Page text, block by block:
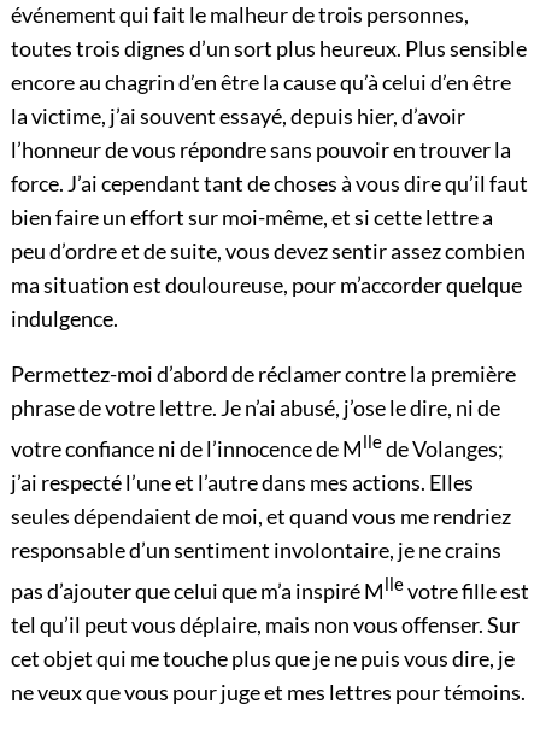
événement qui fait le malheur de trois personnes,
toutes trois dignes d’un sort plus heureux. Plus sensible
encore au chagrin d’en être la cause qu’à celui d’en être
la victime, j’ai souvent essayé, depuis hier, d’avoir
l’honneur de vous répondre sans pouvoir en trouver la
force. J’ai cependant tant de choses à vous dire qu’il faut
bien faire un effort sur moi-même, et si cette lettre a
peu d’ordre et de suite, vous devez sentir assez combien
ma situation est douloureuse, pour m’accorder quelque
indulgence.
Permettez-moi d’abord de réclamer contre la première
phrase de votre lettre. Je n’ai abusé, j’ose le dire, ni de
votre confiance ni de l’innocence de Mllede Volanges;
j’ai respecté l’une et l’autre dans mes actions. Elles
seules dépendaient de moi, etquand vous me rendriez
responsable d’un sentiment involontaire, je ne crains
pas d’ajouter que celui que m’a inspiré Mllevotre fille est
tel qu’il peut vous déplaire, mais non vous offenser. Sur
cet objet qui me touche plus que je ne puis vous dire, je
ne veux que vous pour juge et mes lettres pour témoins.